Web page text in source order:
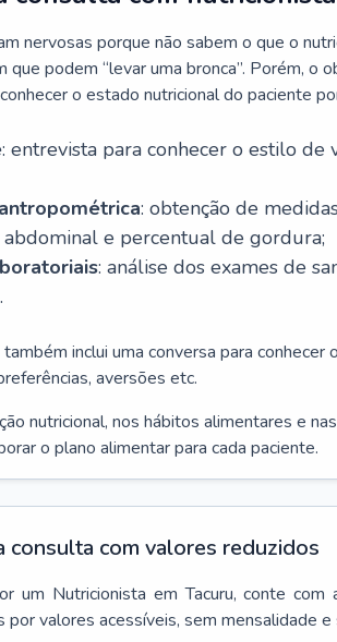
nervosas porque não sabem o que o
que podem “levar uma bronca”. Porém, o
o estado nutricional do paciente
: entrevista para conhecer o estilo de
: obtenção de
abdominal e percentual de gordura;
: análise dos exames de
inclui uma conversa para conhecer
aversões etc.
nutricional, nos hábitos alimentares e
o plano alimentar para cada paciente.
consulta com valores reduzidos
um Nutricionista em Tacuru, conte com
por valores acessíveis, sem mensalidade